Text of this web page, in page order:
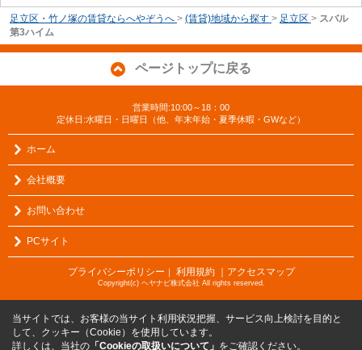
足立区・竹ノ塚の賃貸ならへやぞうへ > (賃貸)地域から探す > 足立区 > スバル
第3ハイム
ページトップに戻る
営業時間:10:00～18：00
定休日:水曜日・日曜日（他、年末年始・夏季休暇・GWなど）
ホーム
会社概要
お問い合わせ
PCサイト
プライバシーポリシー ｜ 利用規約 ｜アクセスマップ
Copyright(c) ヘヤナビ株式会社 All rights reserved.
当サイトでは、お客様の当サイト利用状況把握、サービス向上検討を目的と
して、クッキー（Cookie）を使用しています。
詳しくは、当社の 「Cookieの取扱いについて」 をご確認ください。